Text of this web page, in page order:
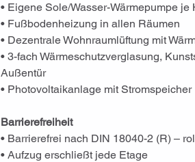
• Eigene Sole/Wasser-Wärmepumpe je
• Fußbodenheizung in allen Räumen
• Dezentrale Wohnraumlüftung mit
• 3-fach Wärmeschutzverglasung,
Außentür
• Photovoltaikanlage mit Stromspeicher
Barrierefreiheit
• Barrierefrei nach DIN 18040-2 (R) –
• Aufzug erschließt jede Etage